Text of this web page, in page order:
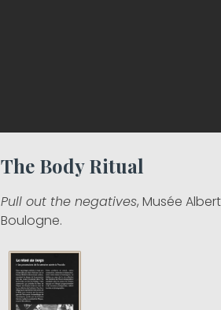
The Body Ritual
Pull out the negatives, Musée
Boulogne.